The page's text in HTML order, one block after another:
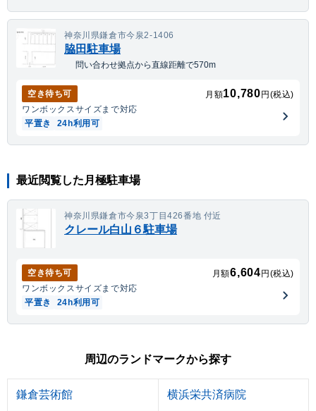
神奈川県鎌倉市今泉2-1406
脇田駐車場
問い合わせ拠点から直線距離で570m
空き待ち可 月額10,780 円(税込)
ワンボックスサイズまで対応
平置き
24h利用可
最近閲覧した月極駐車場
神奈川県鎌倉市今泉3丁目426番地 付近
クレール白山６駐車場
空き待ち可 月額6,604 円(税込)
ワンボックスサイズまで対応
平置き
24h利用可
周辺のランドマークから探す
鎌倉芸術館 横浜栄共済病院